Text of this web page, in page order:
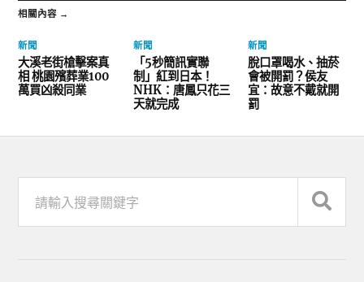
相關內容 →
新聞
大溪老街槍擊案真
相 桃園殯葬業100
萬買凶殺同業
新聞
「5秒簡訊實聯
制」紅到日本！
NHK：唐鳳只花三
天就完成
新聞
脫口罩喝水、抽菸
會被開罰？侯友
宜：故意不戴就開
罰